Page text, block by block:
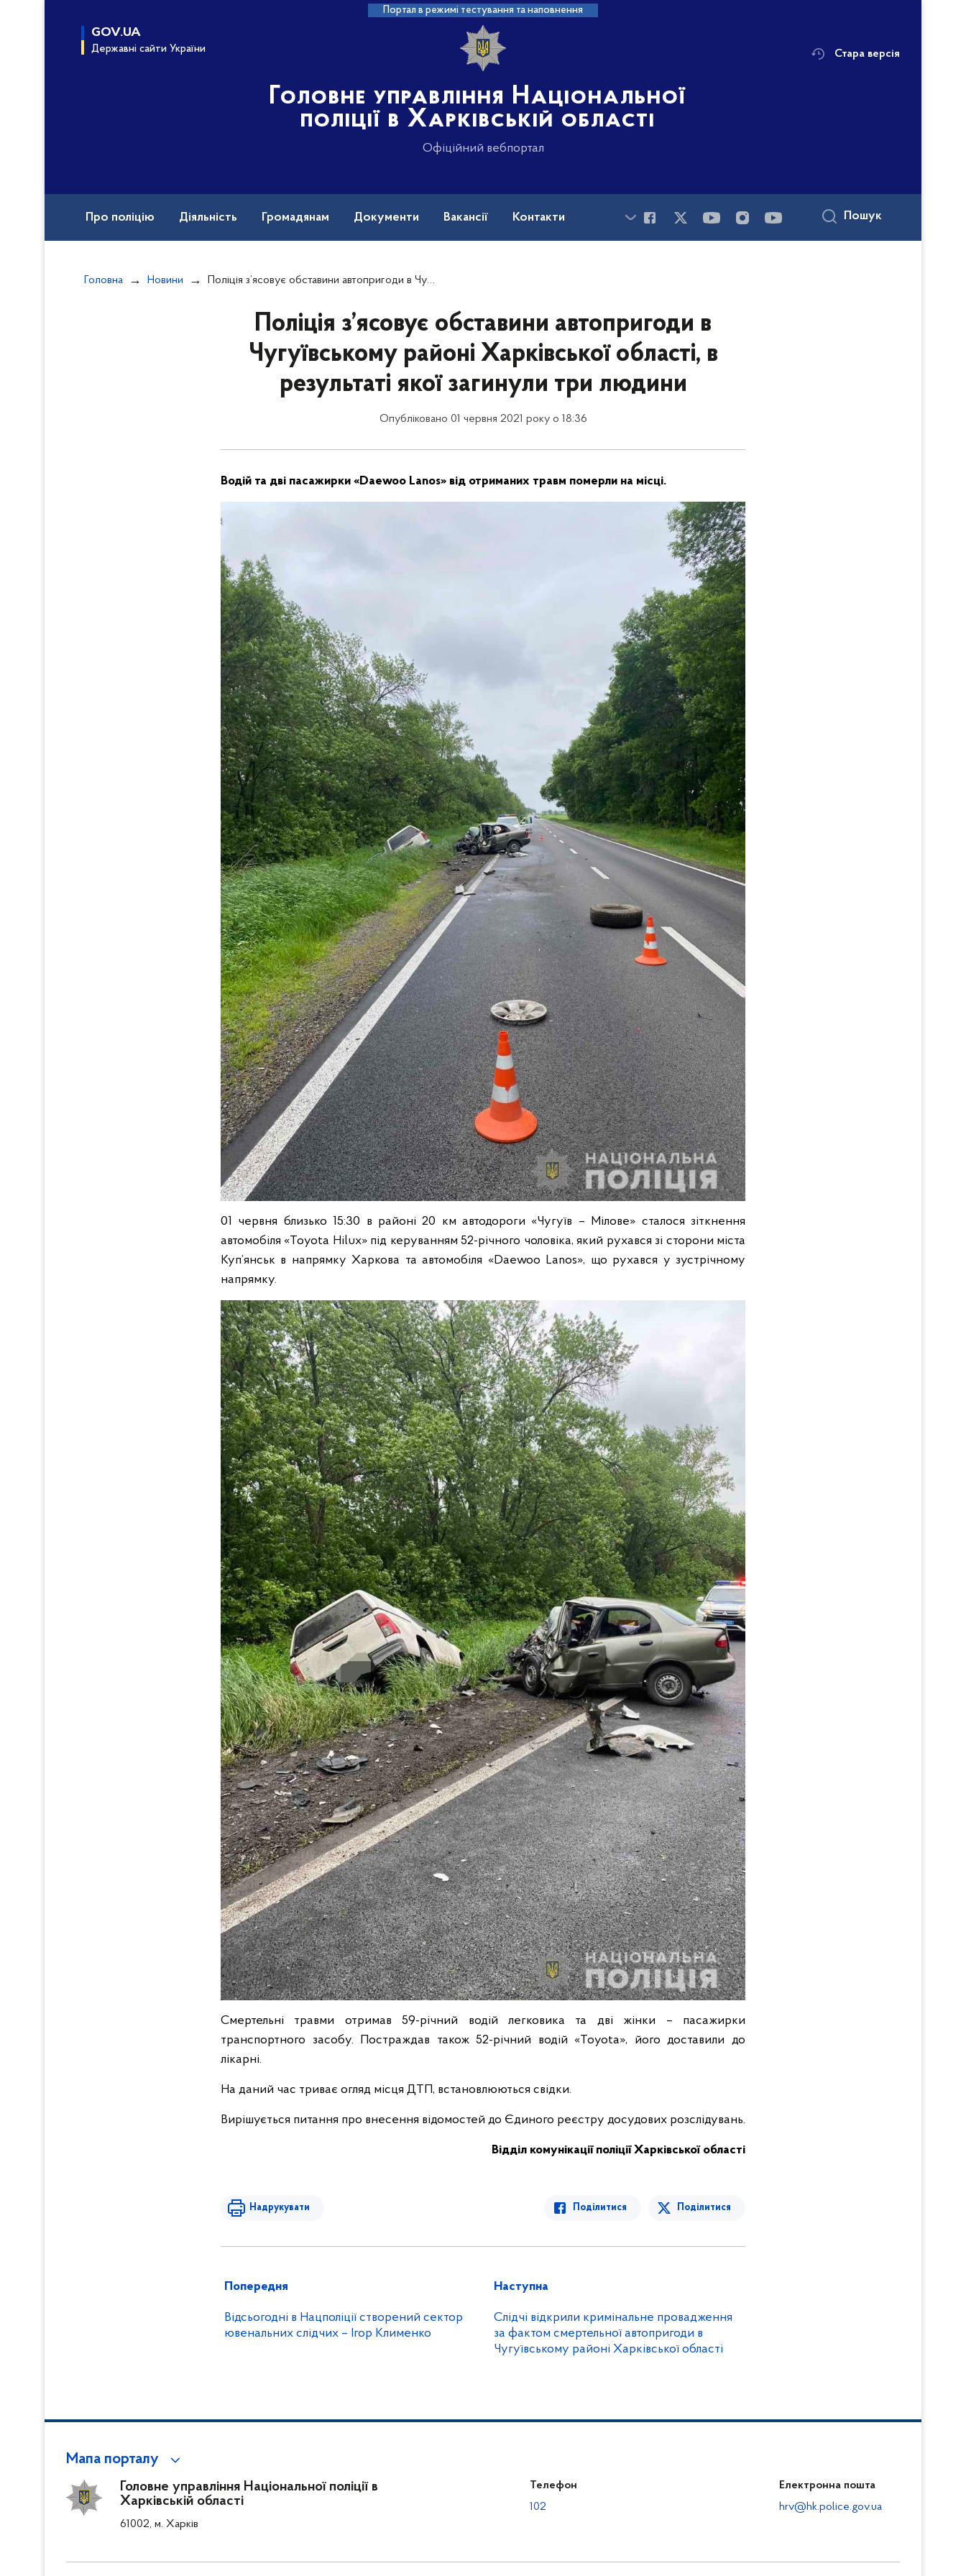
Портал в режимі тестування та наповнення
GOV.UA
Державні сайти України
Головне управління Національної
поліції в Харківській області
Офіційний вебпортал
Стара версія
Про поліцію Діяльність Громадянам Документи Вакансії Контакти Пошук
Головна Новини Поліція з’ясовує обставини автопригоди в Чугуївському районі Харківської області, в результаті якої загинули три людини
Поліція з’ясовує обставини автопригоди в
Чугуївському районі Харківської області, в
результаті якої загинули три людини
Опубліковано 01 червня 2021 року о 18:36
Водій та дві пасажирки «Daewoo Lanos» від отриманих травм померли на місці.
01 червня близько 15:30 в районі 20 км автодороги «Чугуїв – Мілове» сталося зіткнення
автомобіля «Toyota Hilux» під керуванням 52-річного чоловіка, який рухався зі сторони міста
Куп’янськ в напрямку Харкова та автомобіля «Daewoo Lanos», що рухався у зустрічному
напрямку.
Смертельні травми отримав 59-річний водій легковика та дві жінки – пасажирки
транспортного засобу. Постраждав також 52-річний водій «Toyota», його доставили до
лікарні.
На даний час триває огляд місця ДТП, встановлюються свідки.
Вирішується питання про внесення відомостей до Єдиного реєстру досудових розслідувань.
Відділ комунікації поліції Харківської області
Надрукувати Поділитися Поділитися
Попередня
Відсьогодні в Нацполіції створений сектор
ювенальних слідчих – Ігор Клименко
Наступна
Слідчі відкрили кримінальне провадження
за фактом смертельної автопригоди в
Чугуївському районі Харківської області
Мапа порталу
Головне управління Національної поліції в
Харківській області
61002, м. Харків
Телефон
102
Електронна пошта
hrv@hk.police.gov.ua